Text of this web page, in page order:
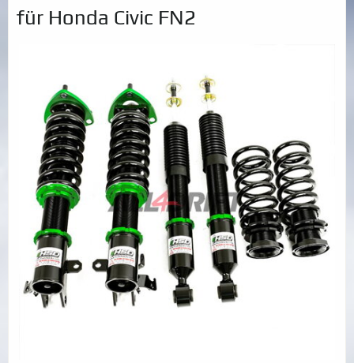
für Honda Civic FN2